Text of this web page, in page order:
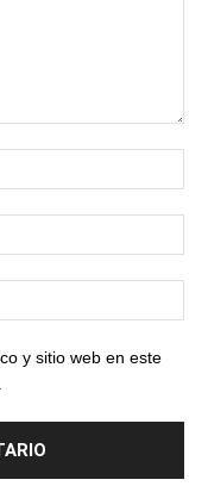
y sitio web en este